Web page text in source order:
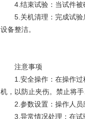
4.结束试验：当试件被破
5.关机清理：完成试验后
设备整洁。
注意事项
1.安全操作：在操作过程
机，以防止夹伤。禁止将
2.参数设置：操作人员应
3.异常情况处理：在试验